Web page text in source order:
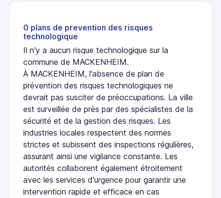
0 plans de prevention des risques
technologique
Il n'y a aucun risque technologique sur la
commune de MACKENHEIM.
À MACKENHEIM, l'absence de plan de
prévention des risques technologiques ne
devrait pas susciter de préoccupations. La ville
est surveillée de près par des spécialistes de la
sécurité et de la gestion des risques. Les
industries locales respectent des normes
strictes et subissent des inspections régulières,
assurant ainsi une vigilance constante. Les
autorités collaborent également étroitement
avec les services d'urgence pour garantir une
intervention rapide et efficace en cas